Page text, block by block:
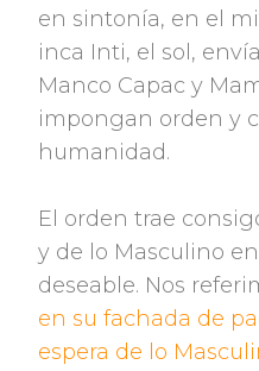
en sintonía, en el
inca Inti, el sol,
Manco Capac y
impongan orden y
humanidad.
El orden trae
y de lo Masculino
deseable. Nos
en su fachada de
espera de lo